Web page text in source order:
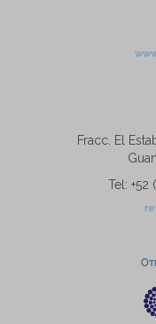
Fracc. El
Tel: +52